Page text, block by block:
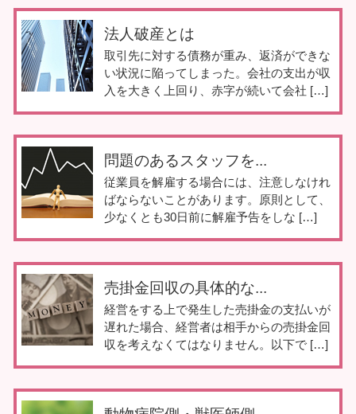
法人破産とは
取引先に対する債務が重み、返済ができな
い状況に陥ってしまった。会社の支出が収
入を大きく上回り、赤字が続いて会社 […]
問題のあるスタッフを...
従業員を解雇する場合には、注意しなけれ
ばならないことがあります。原則として、
少なくとも30日前に解雇予告をしな […]
売掛金回収の具体的な...
経営をする上で発生した売掛金の支払いが
遅れた場合、経営者は相手からの売掛金回
収を考えなくてはなりません。以下で […]